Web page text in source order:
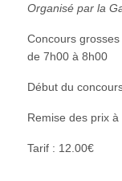
Organisé par la
Concours
de 7h00 à 8h00
Début du
Remise des prix
Tarif : 12.00€